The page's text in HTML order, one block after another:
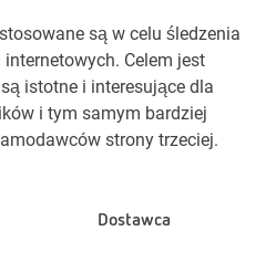
są w celu śledzenia
Celem jest
istotne i interesujące dla
i tym samym bardziej
strony trzeciej.
Dostawca